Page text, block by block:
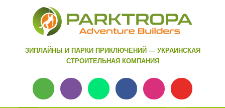
ЗИПЛАЙНЫ И ПАРКИ ПРИКЛЮЧЕНИЙ — УКРАИНСКАЯ
СТРОИТЕЛЬНАЯ КОМПАНИЯ